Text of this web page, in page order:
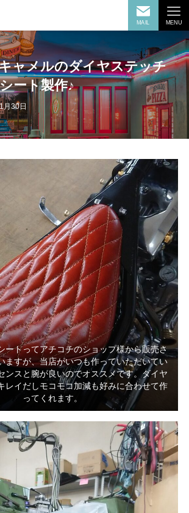
MAIL MENU
ャメルのダイヤステッチ
ート製作♪
月30日
ートってアチコチのショップ様から販売さ
ますが、当店がいつも作っていただいてい
ンスと腕が良いのでオススメです。ダイヤ
レイだしモコモコ加減も好みに合わせて作
ってくれます。